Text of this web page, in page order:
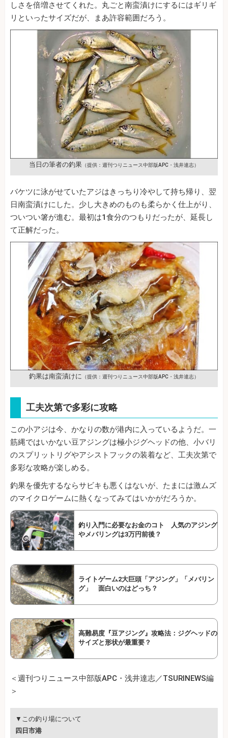
しさを倍増させてくれた。丸ごと南蛮漬けにするにはギリギ
リといったサイズだが、まあ許容範囲だろう。
当日の筆者の釣果 （提供：週刊つりニュース中部版APC・浅井達志）
バケツに泳がせていたアジはきっちり冷やして持ち帰り、翌
日南蛮漬けにした。少し大きめのものも柔らかく仕上がり、
ついつい箸が進む。最初は1食分のつもりだったが、延長し
て正解だった。
釣果は南蛮漬けに （提供：週刊つりニュース中部版APC・浅井達志）
工夫次第で多彩に攻略
この小アジは今、かなりの数が港内に入っているようだ。一
筋縄ではいかない豆アジングは極小ジグヘッドの他、小バリ
のスプリットリグやアシストフックの装着など、工夫次第で
多彩な攻略が楽しめる。
釣果を優先するならサビキも悪くはないが、たまには激ムズ
のマイクロゲームに熱くなってみてはいかがだろうか。
釣り入門に必要なお金のコト 人気のアジング
やメバリングは3万円前後？
ライトゲーム2大巨頭「アジング」「メバリン
グ」 面白いのはどっち？
高難易度『豆アジング』攻略法：ジグヘッドの
サイズと形状が最重要？
＜週刊つりニュース中部版APC・浅井達志／TSURINEWS編
＞
▼この釣り場について
四日市港